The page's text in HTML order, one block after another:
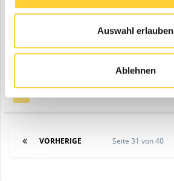
Auswahl erlauben
Ablehnen
VORHERIGE Seite 31 von 40